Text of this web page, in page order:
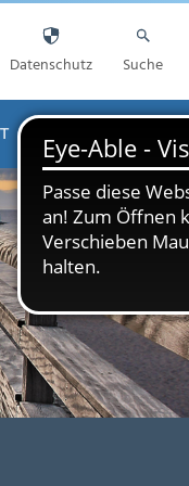
Datenschutz Suche